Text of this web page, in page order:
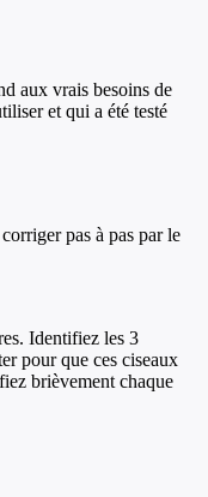
aux vrais besoins de
et qui a été testé
pas à pas par le
Identifiez les 3
pour que ces ciseaux
brièvement chaque